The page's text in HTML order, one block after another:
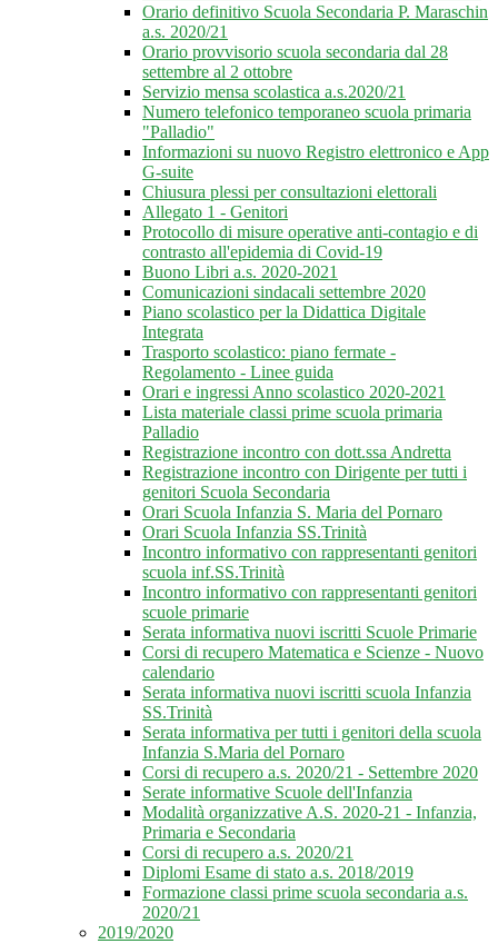
Orario definitivo Scuola Secondaria P. Maraschin
a.s. 2020/21
Orario provvisorio scuola secondaria dal 28
settembre al 2 ottobre
Servizio mensa scolastica a.s.2020/21
Numero telefonico temporaneo scuola primaria
"Palladio"
Informazioni su nuovo Registro elettronico e App
G-suite
Chiusura plessi per consultazioni elettorali
Allegato 1 - Genitori
Protocollo di misure operative anti-contagio e di
contrasto all'epidemia di Covid-19
Buono Libri a.s. 2020-2021
Comunicazioni sindacali settembre 2020
Piano scolastico per la Didattica Digitale
Integrata
Trasporto scolastico: piano fermate -
Regolamento - Linee guida
Orari e ingressi Anno scolastico 2020-2021
Lista materiale classi prime scuola primaria
Palladio
Registrazione incontro con dott.ssa Andretta
Registrazione incontro con Dirigente per tutti i
genitori Scuola Secondaria
Orari Scuola Infanzia S. Maria del Pornaro
Orari Scuola Infanzia SS.Trinità
Incontro informativo con rappresentanti genitori
scuola inf.SS.Trinità
Incontro informativo con rappresentanti genitori
scuole primarie
Serata informativa nuovi iscritti Scuole Primarie
Corsi di recupero Matematica e Scienze - Nuovo
calendario
Serata informativa nuovi iscritti scuola Infanzia
SS.Trinità
Serata informativa per tutti i genitori della scuola
Infanzia S.Maria del Pornaro
Corsi di recupero a.s. 2020/21 - Settembre 2020
Serate informative Scuole dell'Infanzia
Modalità organizzative A.S. 2020-21 - Infanzia,
Primaria e Secondaria
Corsi di recupero a.s. 2020/21
Diplomi Esame di stato a.s. 2018/2019
Formazione classi prime scuola secondaria a.s.
2020/21
2019/2020